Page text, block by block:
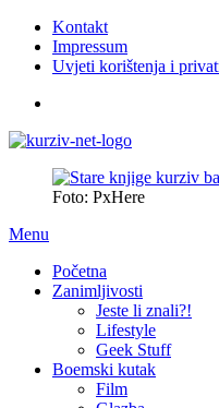
Kontakt
Impressum
Uvjeti korištenja i
Foto: PxHere
Menu
Početna
Zanimljivosti
Jeste li znali?!
Lifestyle
Geek Stuff
Boemski kutak
Film